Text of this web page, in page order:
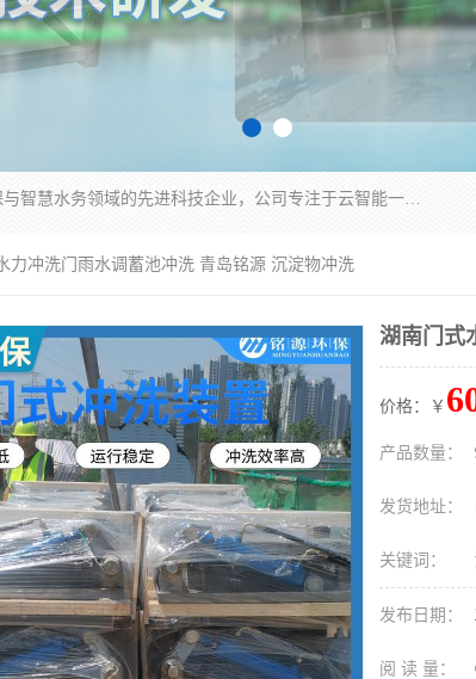
青岛铭源环保科技有限公司是一家专注于环保与智慧水务领域的先进科技企业，公司专注于云智能一体化HMPP预制泵站、智能截流井设备、调蓄池雨洪管理设备、水务循环利用、云智慧水务开发及新型环保技术研发等领域。
力冲洗门雨水调蓄池冲洗 青岛铭源 沉淀物冲洗
湖南门式
价格：￥
产品数量：
发货地址：
关键词：
发布日期：
阅 读 量：